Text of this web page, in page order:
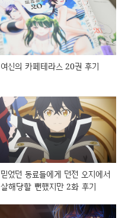
여신의 카페테라스 20권 후기
믿었던 동료들에게 던전 오지에서
살해당할 뻔했지만 2화 후기